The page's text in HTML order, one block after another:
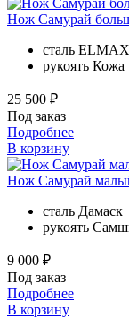
Нож Самурай
сталь ELMAX
рукоять Кожа
25 500 ₽
Под заказ
Подробнее
В корзину
Нож Самурай
сталь Дамаск
рукоять
9 000 ₽
Под заказ
Подробнее
В корзину